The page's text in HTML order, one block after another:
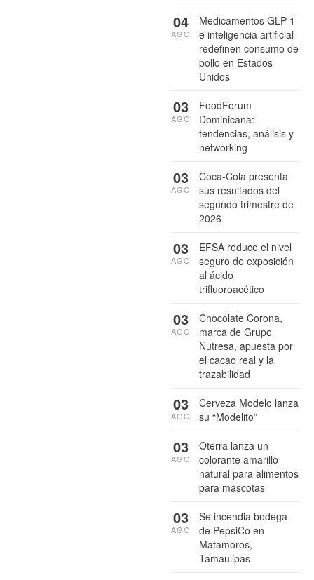
Medicamentos GLP-1
e inteligencia artificial
redefinen consumo de
pollo en Estados
Unidos
04
AGO
FoodForum
Dominicana:
tendencias, análisis y
networking
03
AGO
Coca-Cola presenta
sus resultados del
segundo trimestre de
2026
03
AGO
EFSA reduce el nivel
seguro de exposición
al ácido
trifluoroacético
03
AGO
Chocolate Corona,
marca de Grupo
Nutresa, apuesta por
el cacao real y la
trazabilidad
03
AGO
Cerveza Modelo lanza
su “Modelito”
03
AGO
Oterra lanza un
colorante amarillo
natural para alimentos
para mascotas
03
AGO
Se incendia bodega
de PepsiCo en
Matamoros,
Tamaulipas
03
AGO